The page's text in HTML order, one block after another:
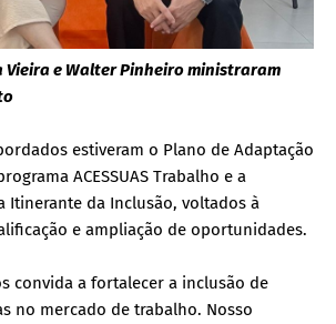
Vieira e Walter Pinheiro ministraram
estiveram o Plano de Adaptação
ACESSUAS Trabalho e a
Itinerante da Inclusão, voltados à
e ampliação de oportunidades.
convida a fortalecer a inclusão de
no mercado de trabalho. Nosso